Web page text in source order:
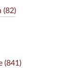
(82)
(841)